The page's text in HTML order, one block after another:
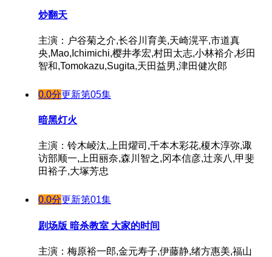
炒翻天
主演：户谷菊之介,长谷川育美,天崎滉平,市道真
央,Mao,Ichimichi,樱井孝宏,村田太志,小林裕介,杉田
智和,Tomokazu,Sugita,天田益男,津田健次郎
0.0分更新第05集
暗黑灯火
主演：铃木崚汰,上田燿司,千本木彩花,榎木淳弥,诹
访部顺一,上田丽奈,森川智之,冈本信彦,辻亲八,甲斐
田裕子,大塚芳忠
0.0分更新第01集
剧场版 暗杀教室 大家的时间
主演：梅原裕一郎,金元寿子,伊藤静,绪方惠美,福山